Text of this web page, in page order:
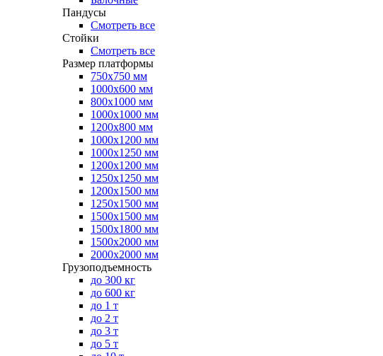
Пандусы
Смотреть все
Стойки
Смотреть все
Размер платформы
750х750 мм
1000х600 мм
800х1000 мм
1000х1000 мм
1200х800 мм
1000х1200 мм
1000х1250 мм
1200х1200 мм
1250х1250 мм
1200х1500 мм
1250х1500 мм
1500х1500 мм
1500х1800 мм
1500х2000 мм
2000х2000 мм
Грузоподъемность
до 300 кг
до 600 кг
до 1 т
до 2 т
до 3 т
до 5 т